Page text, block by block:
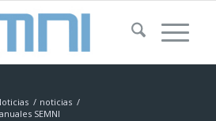
/ noticias /
SEMNI